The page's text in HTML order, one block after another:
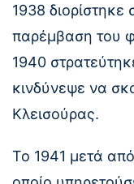
1938
παρέμβαση του
1940
κινδύνεψε να
Κλεισούρας.
Το 1941 μετά